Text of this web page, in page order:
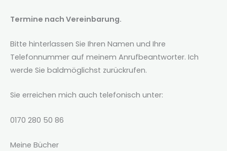
Termine nach Vereinbarung.
Bitte hinterlassen Sie Ihren Namen und Ihre
Telefonnummer auf meinem Anrufbeantworter. Ich
werde Sie baldmöglichst zurückrufen.
Sie erreichen mich auch telefonisch unter:
0170 280 50 86
Meine Bücher